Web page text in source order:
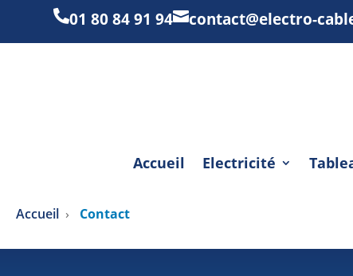
01 80 84 91 94
 contact@electro-

Accueil Electricité
Accueil Contact